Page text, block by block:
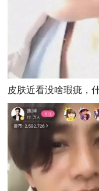
皮肤近看没啥瑕疵，